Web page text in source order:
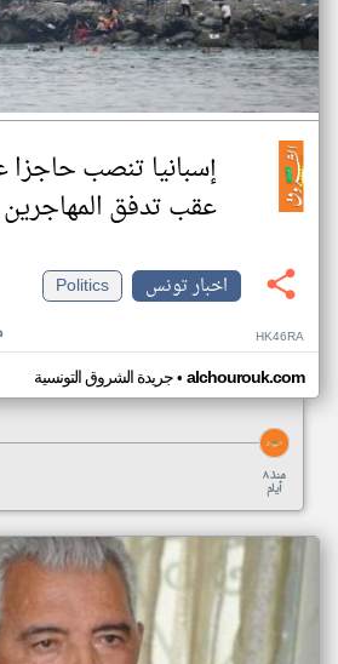
إسبانيا تنصب حاجزا
عقب تدفق المهاجرين
اخبار تونس
Politics
HK46RA
جريدة الشروق التونسية• alchourouk.com
منذ ٨
أيام